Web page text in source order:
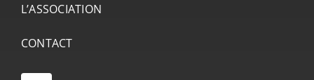
L’ASSOCIATION
CONTACT